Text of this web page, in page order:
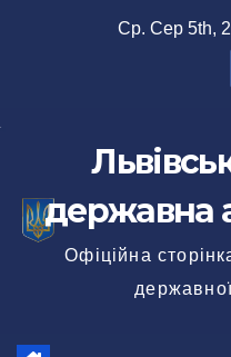
Ср. Сер 5th,
державна
Офіційна